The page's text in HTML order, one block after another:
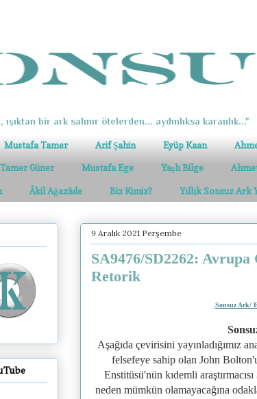
ışıktan bir ark salınır ötelerden... aydınlıksa karanlık..."
Mustafa Tamer Arif Şahin Eyüp Kaan
Tamer Güner Mustafa Ege Yaşlı Bilge
Âkil Ağazâde Biz Kimiz? Yıllık Sonsuz Ark
9 Aralık 2021 Perşembe
SA9476/SD2262:
Retorik
Sonsuz Ark/
Aşağıda çevirisini yayınladığımız
felsefeye sahip olan John
Enstitüsü'nün kıdemli araştırmacısı
neden mümkün olamayacağına